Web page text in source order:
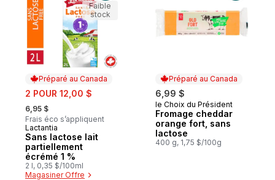
Préparé au Canada
sale:
2 POUR 12,00 $
, formerly:
6,95 $
Frais éco s’appliquent
Préparé au Canada
Lactantia
Sans lactose lait
partiellement
écrémé 1 %
2 l, 0,35 $/100ml
Magasiner Offre
Faible
stock
Préparé au Canada
6,99 $
Préparé au Canada
le Choix du Président
Fromage cheddar
orange fort, sans
lactose
400 g, 1,75 $/100g